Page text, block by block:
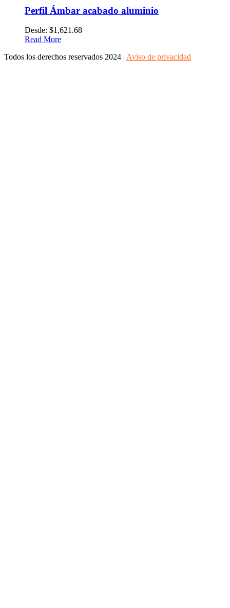
Perfil Ámbar acabado aluminio
Desde: $1,621.68
Read More
Todos los derechos reservados 2024 | Aviso de privacidad